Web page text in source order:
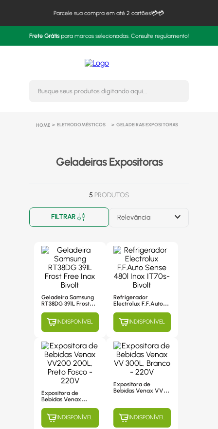
Parcele sua compra em até 2 cartões!💳💳
Frete Grátispara marcas selecionadas. Consulte regulamento!
Busque seus produtos
ELETRODOMÉSTICOS GELADEIRAS EXPOSITORAS
Geladeiras Expositoras
5 PRODUTOS
FILTRAR Relevância
Geladeira Samsung
RT38DG 391L Frost
INDISPONÍVEL
Refrigerador
Electrolux F.F.Auto
IT70s-Bivolt
INDISPONÍVEL
Expositora de
Bebidas Venax
Fosco - 220V
INDISPONÍVEL
Expositora de
Bebidas Venax VV
INDISPONÍVEL